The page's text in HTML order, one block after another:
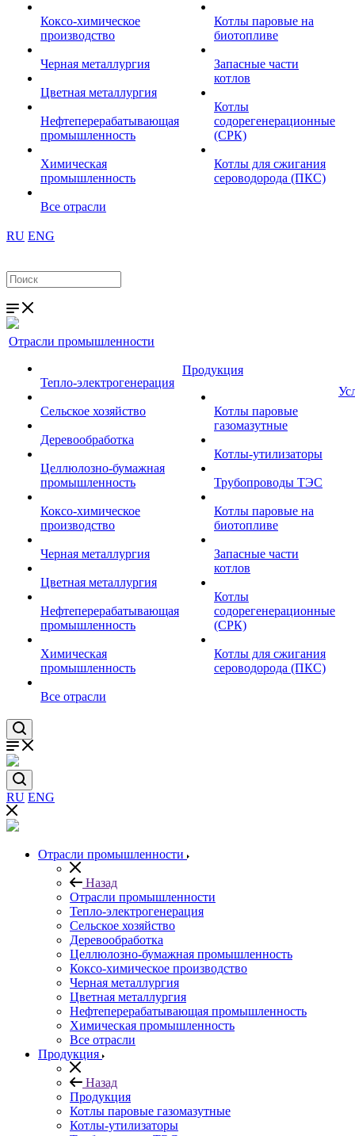
Коксо-химическое
производство
Черная металлургия
Цветная металлургия
Нефтеперерабатывающая
промышленность
Химическая
промышленность
Все отрасли
Котлы паровые на
биотопливе
Запасные части
котлов
Котлы
содорегенерационные
(СРК)
Котлы для сжигания
сероводорода (ПКС)
RU ENG
Отрасли промышленности
Тепло-электрогенерация
Сельское хозяйство
Деревообработка
Целлюлозно-бумажная
промышленность
Коксо-химическое
производство
Черная металлургия
Цветная металлургия
Нефтеперерабатывающая
промышленность
Химическая
промышленность
Все отрасли
Продукция
Котлы паровые
газомазутные
Котлы-утилизаторы
Трубопроводы ТЭС
Котлы паровые на
биотопливе
Запасные части
котлов
Котлы
содорегенерационные
(СРК)
Котлы для сжигания
сероводорода (ПКС)
RU ENG
Отрасли промышленности
Назад
Отрасли промышленности
Тепло-электрогенерация
Сельское хозяйство
Деревообработка
Целлюлозно-бумажная промышленность
Коксо-химическое производство
Черная металлургия
Цветная металлургия
Нефтеперерабатывающая промышленность
Химическая промышленность
Все отрасли
Продукция
Назад
Продукция
Котлы паровые газомазутные
Котлы-утилизаторы